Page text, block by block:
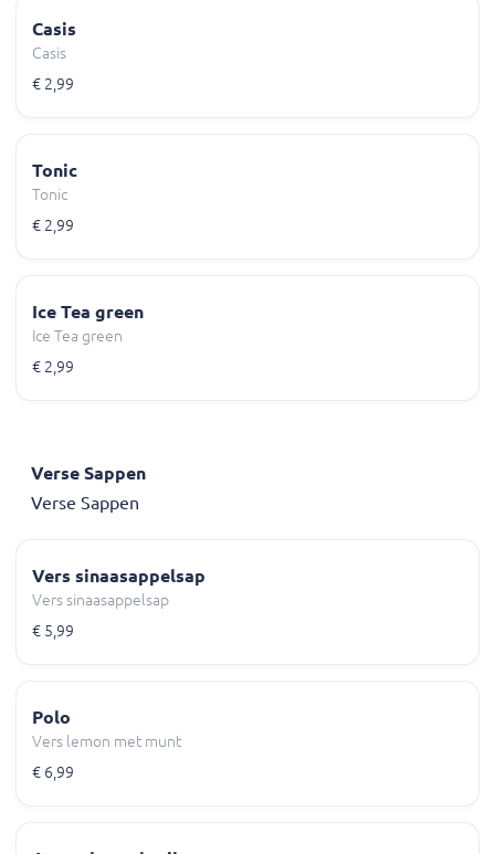
Casis
Casis
€ 2,99
Tonic
Tonic
€ 2,99
Ice Tea green
Ice Tea green
€ 2,99
Verse Sappen
Verse Sappen
Vers sinaasappelsap
Vers sinaasappelsap
€ 5,99
Polo
Vers lemon met munt
€ 6,99